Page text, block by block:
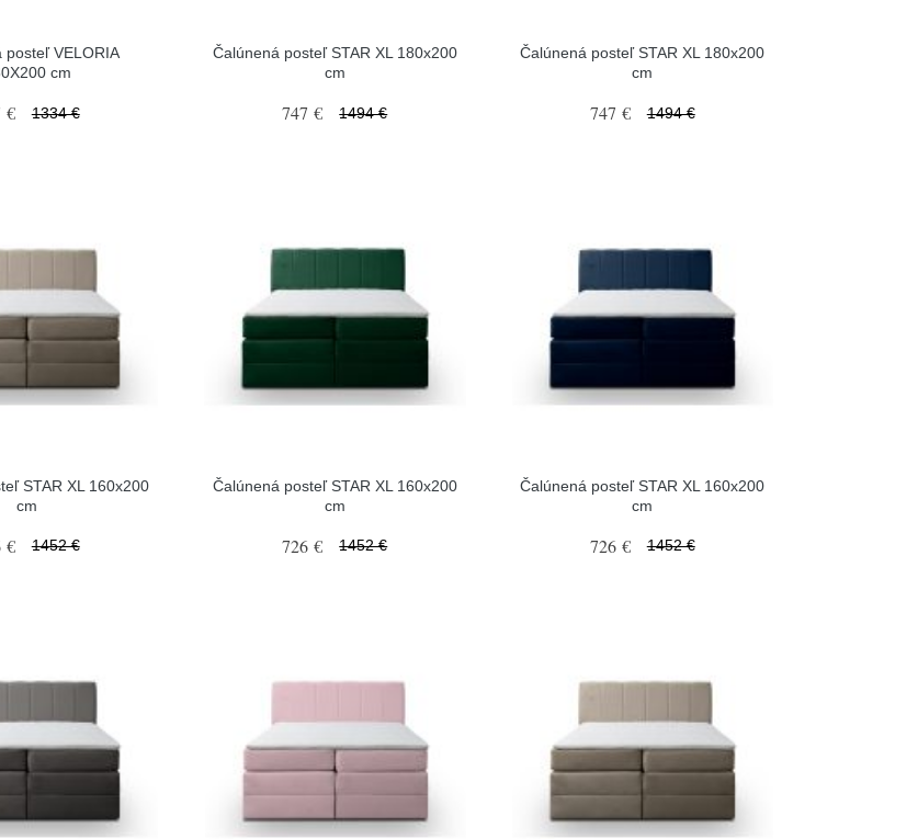
posteľ VELORIA
cm
€ 1334 €
Čalúnená posteľ STAR XL 180x200
cm
747 € 1494 €
Čalúnená posteľ STAR XL 180x200
cm
747 € 1494 €
STAR XL 160x200
cm
€ 1452 €
Čalúnená posteľ STAR XL 160x200
cm
726 € 1452 €
Čalúnená posteľ STAR XL 160x200
cm
726 € 1452 €